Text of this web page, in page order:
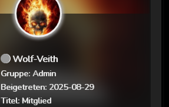
Wolf-Veith
Gruppe: Admin
Beigetreten: 2025-08-29
Titel: Mitglied